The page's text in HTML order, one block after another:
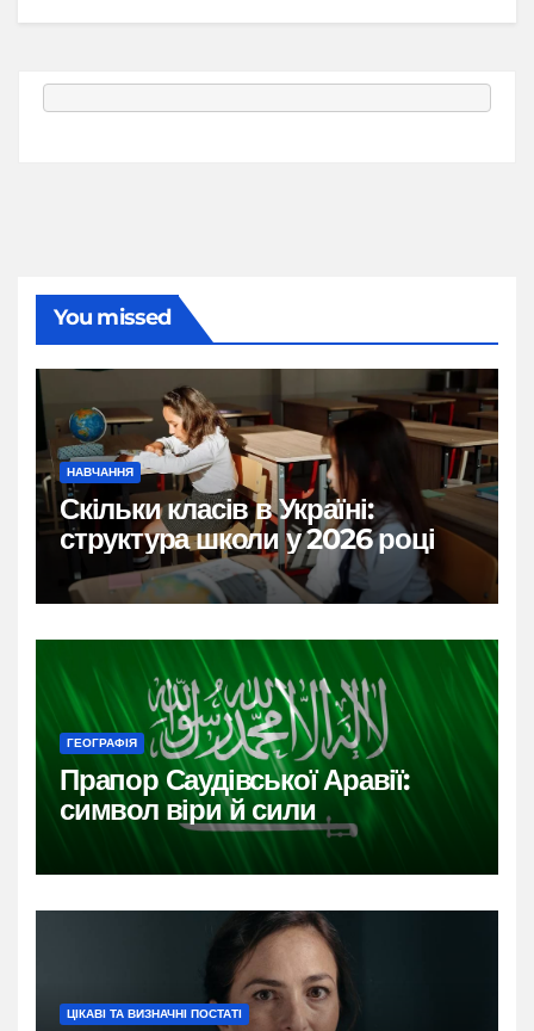
You missed
НАВЧАННЯ
Скільки класів в Україні:
структура школи у 2026 році
ГЕОГРАФІЯ
Прапор Саудівської Аравії:
символ віри й сили
ЦІКАВІ ТА ВИЗНАЧНІ ПОСТАТІ